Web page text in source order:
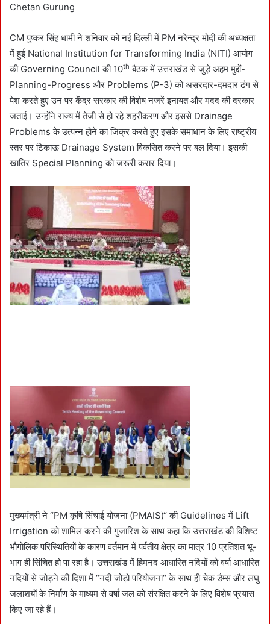
Chetan Gurung
CM पुष्कर सिंह धामी ने शनिवार को नई दिल्ली में PM नरेन्द्र मोदी की अध्यक्षता
में हुई National Institution for Transforming India (NITI) आयोग
की Governing Council की 10th बैठक में उत्तराखंड से जुड़े अहम मुद्दों-
Planning-Progress और Problems (P-3) को असरदार-दमदार ढंग से
पेश करते हुए उन पर केंद्र सरकार की विशेष नजरें इनायत और मदद की दरकार
जताई। उन्होंने राज्य में तेजी से हो रहे शहरीकरण और इससे Drainage
Problems के उत्पन्न होने का जिक्र करते हुए इसके समाधान के लिए राष्ट्रीय
स्तर पर टिकाऊ Drainage System विकसित करने पर बल दिया। इसकी
खातिर Special Planning को जरूरी करार दिया।
मुख्यमंत्री ने “PM कृषि सिंचाई योजना (PMAIS)“ की Guidelines में Lift
Irrigation को शामिल करने की गुजारिश के साथ कहा कि उत्तराखंड की विशिष्ट
भौगोलिक परिस्थितियों के कारण वर्तमान में पर्वतीय क्षेत्र का मात्र 10 प्रतिशत भू-
भाग ही सिंचित हो पा रहा है। उत्तराखंड में हिमनद आधारित नदियों को वर्षा आधारित
नदियों से जोड़ने की दिशा में “नदी जोड़ो परियोजना“ के साथ ही चेक डैम्स और लघु
जलाशयों के निर्माण के माध्यम से वर्षा जल को संरक्षित करने के लिए विशेष प्रयास
किए जा रहे हैं।